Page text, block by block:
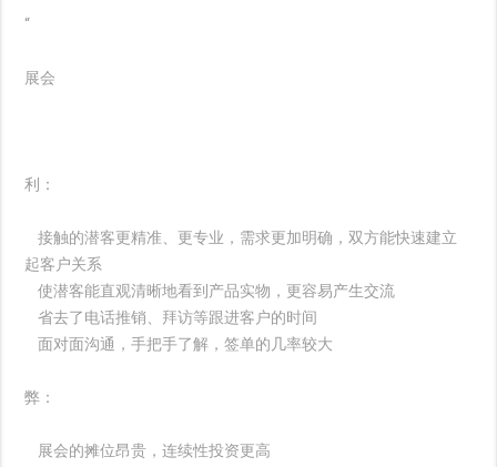
“
展会
利：
接触的潜客更精准、更专业，需求更加明确，双方能快速建立
起客户关系
使潜客能直观清晰地看到产品实物，更容易产生交流
省去了电话推销、拜访等跟进客户的时间
面对面沟通，手把手了解，签单的几率较大
弊：
展会的摊位昂贵，连续性投资更高